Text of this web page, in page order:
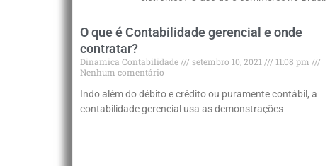
O que é Contabilidade gerencial e onde
contratar?
Dinamica Contabilidade setembro 10, 2021
11:08 pm
Nenhum comentário
Indo além do débito e crédito ou puramente contábil, a
contabilidade gerencial usa as demonstrações